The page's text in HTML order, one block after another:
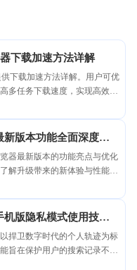
下载加速方法详解
供下载加速方法详解。用户可优
多任务下载速度，实现高效文
性。
新版本功能全面深度解
器最新版本的功能亮点与优化
解升级带来的新体验与性能提
更新。
机版隐私模式使用技巧
捍卫数字时代的个人轨迹为标
旨在保护用户的搜索记录不被
将从运营商追踪及本地加密库